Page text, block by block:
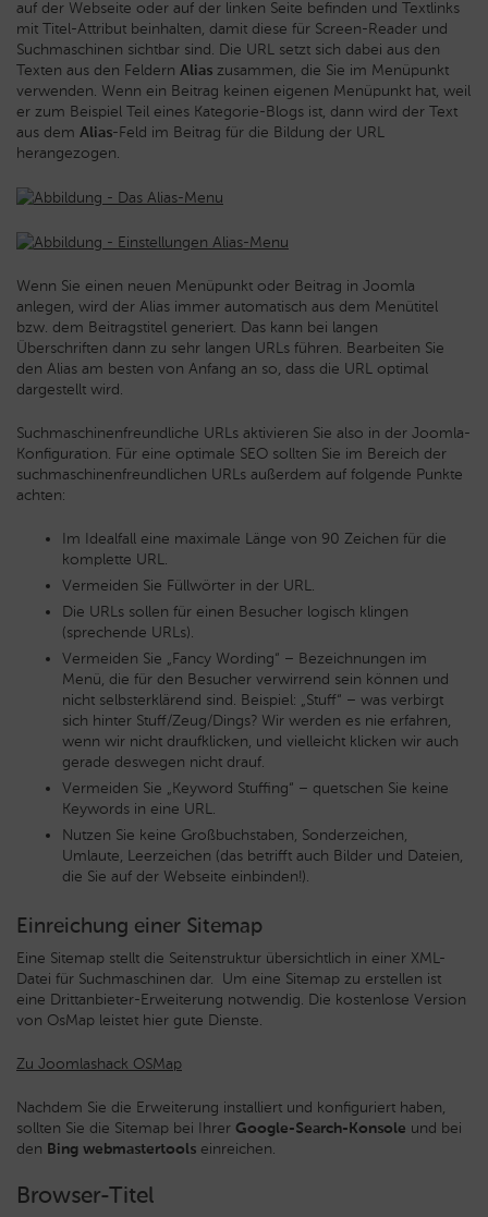
auf der Webseite oder auf der linken Seite befinden und Textlinks
mit Titel-Attribut beinhalten, damit diese für Screen-Reader und
Suchmaschinen sichtbar sind. Die URL setzt sich dabei aus den
Texten aus den Feldern Alias zusammen, die Sie im Menüpunkt
verwenden. Wenn ein Beitrag keinen eigenen Menüpunkt hat, weil
er zum Beispiel Teil eines Kategorie-Blogs ist, dann wird der Text
aus dem Alias-Feld im Beitrag für die Bildung der URL
herangezogen.
Wenn Sie einen neuen Menüpunkt oder Beitrag in Joomla
anlegen, wird der Alias immer automatisch aus dem Menütitel
bzw. dem Beitragstitel generiert. Das kann bei langen
Überschriften dann zu sehr langen URLs führen. Bearbeiten Sie
den Alias am besten von Anfang an so, dass die URL optimal
dargestellt wird.
Suchmaschinenfreundliche URLs aktivieren Sie also in der Joomla-
Konfiguration. Für eine optimale SEO sollten Sie im Bereich der
suchmaschinenfreundlichen URLs außerdem auf folgende Punkte
achten:
Im Idealfall eine maximale Länge von 90 Zeichen für die
komplette URL.
Vermeiden Sie Füllwörter in der URL.
Die URLs sollen für einen Besucher logisch klingen
(sprechende URLs).
Vermeiden Sie „Fancy Wording“ – Bezeichnungen im
Menü, die für den Besucher verwirrend sein können und
nicht selbsterklärend sind. Beispiel: „Stuff“ – was verbirgt
sich hinter Stuff/Zeug/Dings? Wir werden es nie erfahren,
wenn wir nicht draufklicken, und vielleicht klicken wir auch
gerade deswegen nicht drauf.
Vermeiden Sie „Keyword Stuffing“ – quetschen Sie keine
Keywords in eine URL.
Nutzen Sie keine Großbuchstaben, Sonderzeichen,
Umlaute, Leerzeichen (das betrifft auch Bilder und Dateien,
die Sie auf der Webseite einbinden!).
Einreichung einer Sitemap
Eine Sitemap stellt die Seitenstruktur übersichtlich in einer XML-
Datei für Suchmaschinen dar. Um eine Sitemap zu erstellen ist
eine Drittanbieter-Erweiterung notwendig. Die kostenlose Version
von OsMap leistet hier gute Dienste.
Zu Joomlashack OSMap
Nachdem Sie die Erweiterung installiert und konfiguriert haben,
sollten Sie die Sitemap bei Ihrer Google-Search-Konsole und bei
den Bing webmastertools einreichen.
Browser-Titel